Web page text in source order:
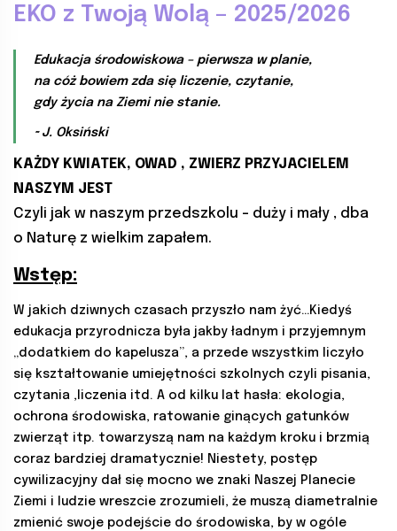
EKO z Twoją Wolą – 2025/2026
Edukacja środowiskowa – pierwsza w planie,
na cóż bowiem zda się liczenie, czytanie,
gdy życia na Ziemi nie stanie.
~ J. Oksiński
KAŻDY KWIATEK, OWAD , ZWIERZ PRZYJACIELEM
NASZYM JEST
Czyli jak w naszym przedszkolu – duży i mały , dba
o Naturę z wielkim zapałem.
Wstęp:
W jakich dziwnych czasach przyszło nam żyć…Kiedyś
edukacja przyrodnicza była jakby ładnym i przyjemnym
„dodatkiem do kapelusza”, a przede wszystkim liczyło
się kształtowanie umiejętności szkolnych czyli pisania,
czytania ,liczenia itd. A od kilku lat hasła: ekologia,
ochrona środowiska, ratowanie ginących gatunków
zwierząt itp. towarzyszą nam na każdym kroku i brzmią
coraz bardziej dramatycznie! Niestety, postęp
cywilizacyjny dał się mocno we znaki Naszej Planecie
Ziemi i ludzie wreszcie zrozumieli, że muszą diametralnie
zmienić swoje podejście do środowiska, by w ogóle